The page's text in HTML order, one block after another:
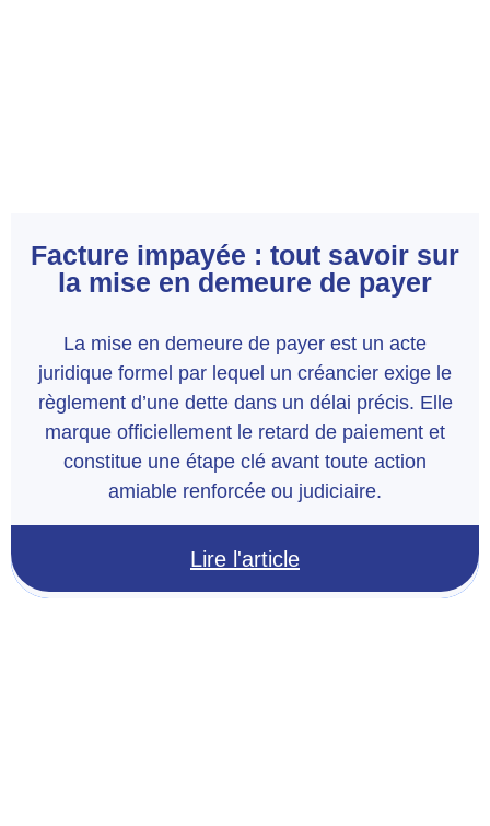
Facture impayée : tout savoir sur
la mise en demeure de payer
La mise en demeure de payer est un acte
juridique formel par lequel un créancier exige le
règlement d’une dette dans un délai précis. Elle
marque officiellement le retard de paiement et
constitue une étape clé avant toute action
amiable renforcée ou judiciaire.
Lire l'article